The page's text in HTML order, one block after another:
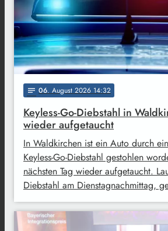
notes 06. August 2026 14:32
Keyless-Go-Diebstahl in
wieder aufgetaucht
In Waldkirchen ist ein Auto durch
Keyless-Go-Diebstahl gestohlen
nächsten Tag wieder aufgetaucht.
Diebstahl am Dienstagnachmittag,